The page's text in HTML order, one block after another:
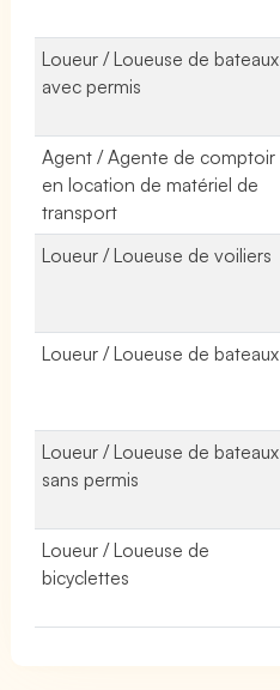
Loueur / Loueuse de bateaux
avec permis
Agent / Agente de comptoir
en location de matériel de
transport
Loueur / Loueuse de voiliers
Loueur / Loueuse de bateaux
Loueur / Loueuse de bateaux
sans permis
Loueur / Loueuse de
bicyclettes